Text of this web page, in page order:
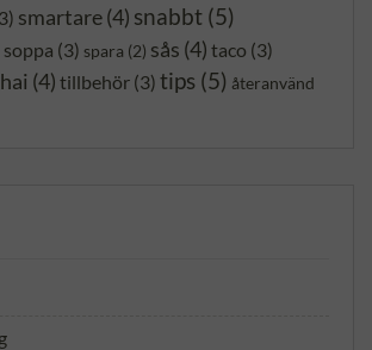
smartare(4) snabbt (5)
soppa (3) spara (2) sås (4) taco (3)
(4) tillbehör (3) tips (5) återanvänd